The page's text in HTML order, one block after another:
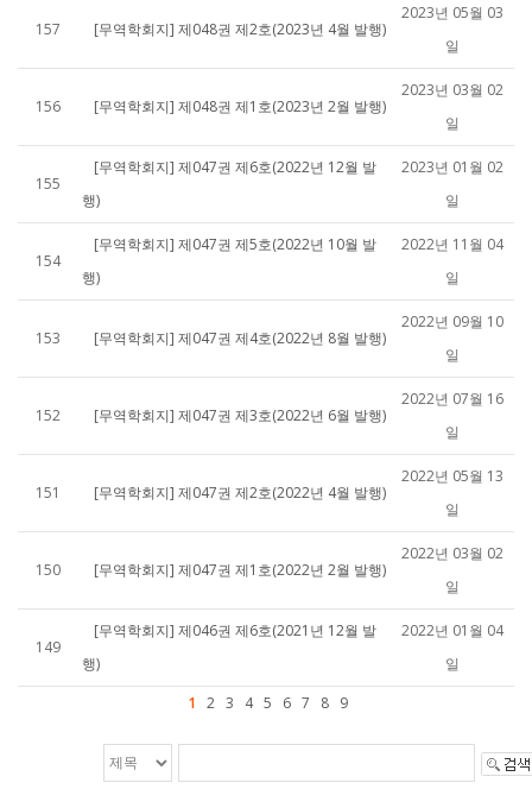
157 [무역학회지] 제048권 제2호(2023년 4월 발행)
2023년 05월 03
일
156 [무역학회지] 제048권 제1호(2023년 2월 발행)
2023년 03월 02
일
155
[무역학회지] 제047권 제6호(2022년 12월 발
행)
2023년 01월 02
일
154
[무역학회지] 제047권 제5호(2022년 10월 발
행)
2022년 11월 04
일
153 [무역학회지] 제047권 제4호(2022년 8월 발행)
2022년 09월 10
일
152 [무역학회지] 제047권 제3호(2022년 6월 발행)
2022년 07월 16
일
151 [무역학회지] 제047권 제2호(2022년 4월 발행)
2022년 05월 13
일
150 [무역학회지] 제047권 제1호(2022년 2월 발행)
2022년 03월 02
일
149
[무역학회지] 제046권 제6호(2021년 12월 발
행)
2022년 01월 04
일
1 2 3 4 5 6 7 8 9